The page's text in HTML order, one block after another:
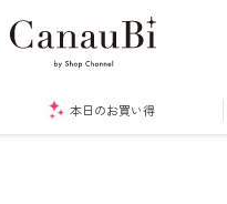
本日のお買い得